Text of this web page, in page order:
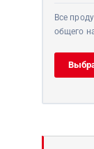
Все
общего